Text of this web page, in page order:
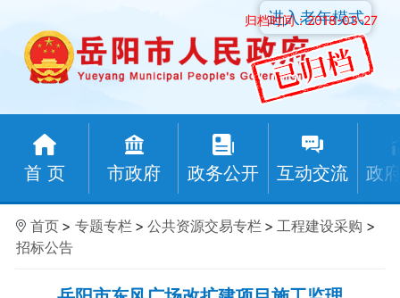
归档时间：2018-03-27
首 页 市政府 政务公开 互动交流 政
进入老年模式
首页 > 专题专栏 > 公共资源交易专栏 > 工程建设采购 >
招标公告